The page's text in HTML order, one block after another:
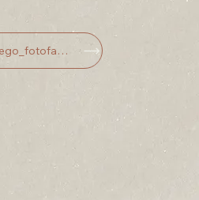
@saradediego_fotofamilia